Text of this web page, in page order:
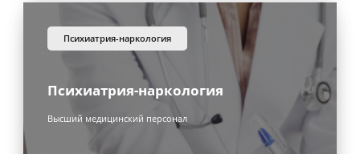
психиатрия-наркология
Психиатрия-наркология
Высший медицинский персонал